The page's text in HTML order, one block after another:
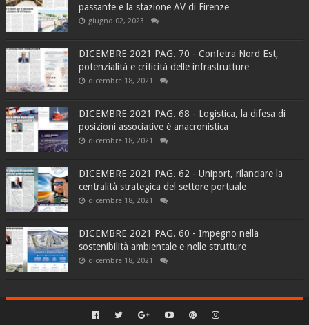
passante e la stazione AV di Firenze
giugno 02, 2023
DICEMBRE 2021 PAG. 70 - Confetra Nord Est,
potenzialità e criticità delle infrastrutture
dicembre 18, 2021
DICEMBRE 2021 PAG. 68 - Logistica, la difesa di
posizioni associative è anacronistica
dicembre 18, 2021
DICEMBRE 2021 PAG. 62 - Uniport, rilanciare la
centralità strategica del settore portuale
dicembre 18, 2021
DICEMBRE 2021 PAG. 60 - Impegno nella
sostenibilità ambientale e nelle strutture
dicembre 18, 2021